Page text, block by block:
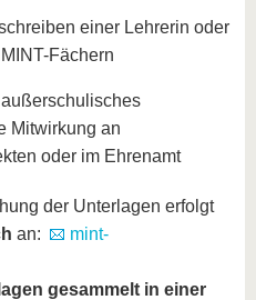
einer Lehrerin oder
Fächern
Mitwirkung an
oder im Ehrenamt
der Unterlagen erfolgt
an:
mint-
gesammelt in einer